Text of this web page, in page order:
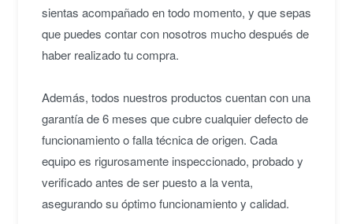
sientas acompañado en todo momento, y que sepas
que puedes contar con nosotros mucho después de
haber realizado tu compra.
Además, todos nuestros productos cuentan con una
garantía de 6 meses que cubre cualquier defecto de
funcionamiento o falla técnica de origen. Cada
equipo es rigurosamente inspeccionado, probado y
verificado antes de ser puesto a la venta,
asegurando su óptimo funcionamiento y calidad.